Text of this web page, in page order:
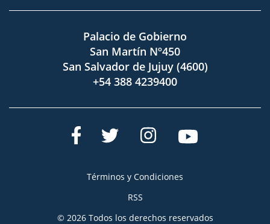
Palacio de Gobierno
San Martín Nº450
San Salvador de Jujuy (4600)
+54 388 4239400
Términos y Condiciones
RSS
© 2026 Todos los derechos reservados